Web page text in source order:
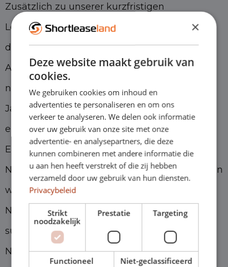
Zusätzlich zu unserer kurzfristigen
Leasinggesellschaft verfügen wir auch über
das größte universelle BOVAG-
Automobilunternehmen in den Niederlanden,
nämlich Eurocars. Wir sind seit mehr als 25
Jahren dabei und haben immer noch
ehrgeizige Ambitionen. Mit den Marken
Eurocars in Oss und Helmond und Eurocars
Nutzfahrzeuge in Asten und Geldrop verkaufen
wir jährlich etwa 2.000 Personen- und
Nutzfahrzeuge. Zur Erweiterung des Teams
suchen wir für unsere verschiedenen
Niederlassungen verschiedene Kollegen.
×
Deze website maakt gebruik van
cookies.
We gebruiken cookies om inhoud en
advertenties te personaliseren en om ons
verkeer te analyseren. We delen ook informatie
over uw gebruik van onze site met onze
advertentie- en analysepartners, die deze
kunnen combineren met andere informatie die
u aan hen heeft verstrekt of die zij hebben
verzameld door uw gebruik van hun diensten.
Privacybeleid
Strikt
noodzakelijk
Prestatie Targeting
Functioneel Niet-geclassificeerd